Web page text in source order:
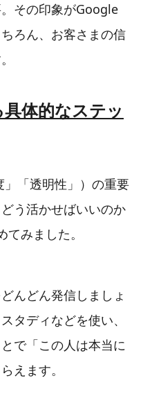
その印象がGoogle
ろん、お客さまの信
体的なステッ
」「透明性」）の重要
う活かせばいいのか
みました。
んどん発信しましょ
タディなどを使い、
で「この人は本当に
えます。